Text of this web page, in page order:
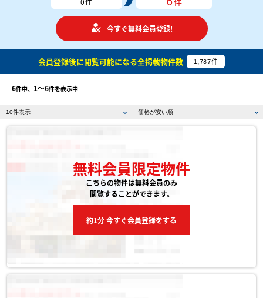
今すぐ無料会員登録!
会員登録後に閲覧可能になる全掲載物件数 1,787件
6件中、 1〜6件を表示中
無料会員限定物件
こちらの物件は無料会員のみ
閲覧することができます。
約1分 今すぐ会員登録をする